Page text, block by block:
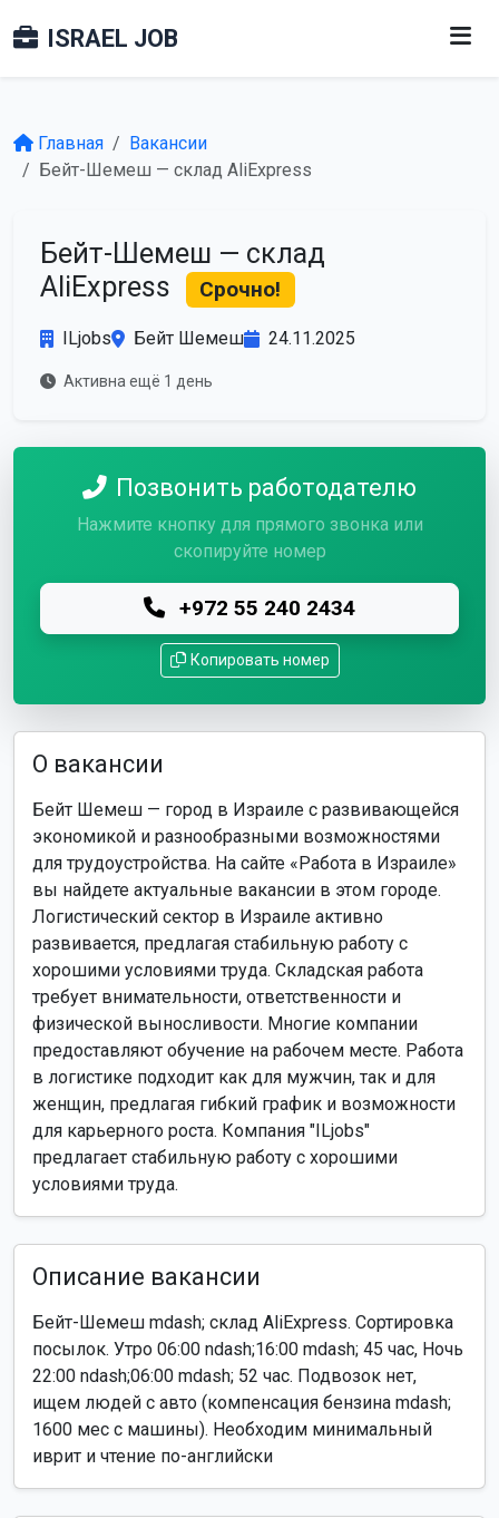
ISRAEL JOB
Главная
Вакансии
Бейт-Шемеш — склад AliExpress
Бейт-Шемеш — склад
AliExpress
Срочно!
ILjobs Бейт Шемеш 24.11.2025
Активна ещё 1 день
Позвонить работодателю
Нажмите кнопку для прямого звонка или
скопируйте номер
+972 55 240 2434
Копировать номер
О вакансии
Бейт Шемеш — город в Израиле с развивающейся
экономикой и разнообразными возможностями
для трудоустройства. На сайте «Работа в Израиле»
вы найдете актуальные вакансии в этом городе.
Логистический сектор в Израиле активно
развивается, предлагая стабильную работу с
хорошими условиями труда. Складская работа
требует внимательности, ответственности и
физической выносливости. Многие компании
предоставляют обучение на рабочем месте. Работа
в логистике подходит как для мужчин, так и для
женщин, предлагая гибкий график и возможности
для карьерного роста. Компания "ILjobs"
предлагает стабильную работу с хорошими
условиями труда.
Описание вакансии
Бейт-Шемеш mdash; склад AliExpress. Сортировка
посылок. Утро 06:00 ndash;16:00 mdash; 45 час, Ночь
22:00 ndash;06:00 mdash; 52 час. Подвозок нет,
ищем людей с авто (компенсация бензина mdash;
1600 мес с машины). Необходим минимальный
иврит и чтение по-английски